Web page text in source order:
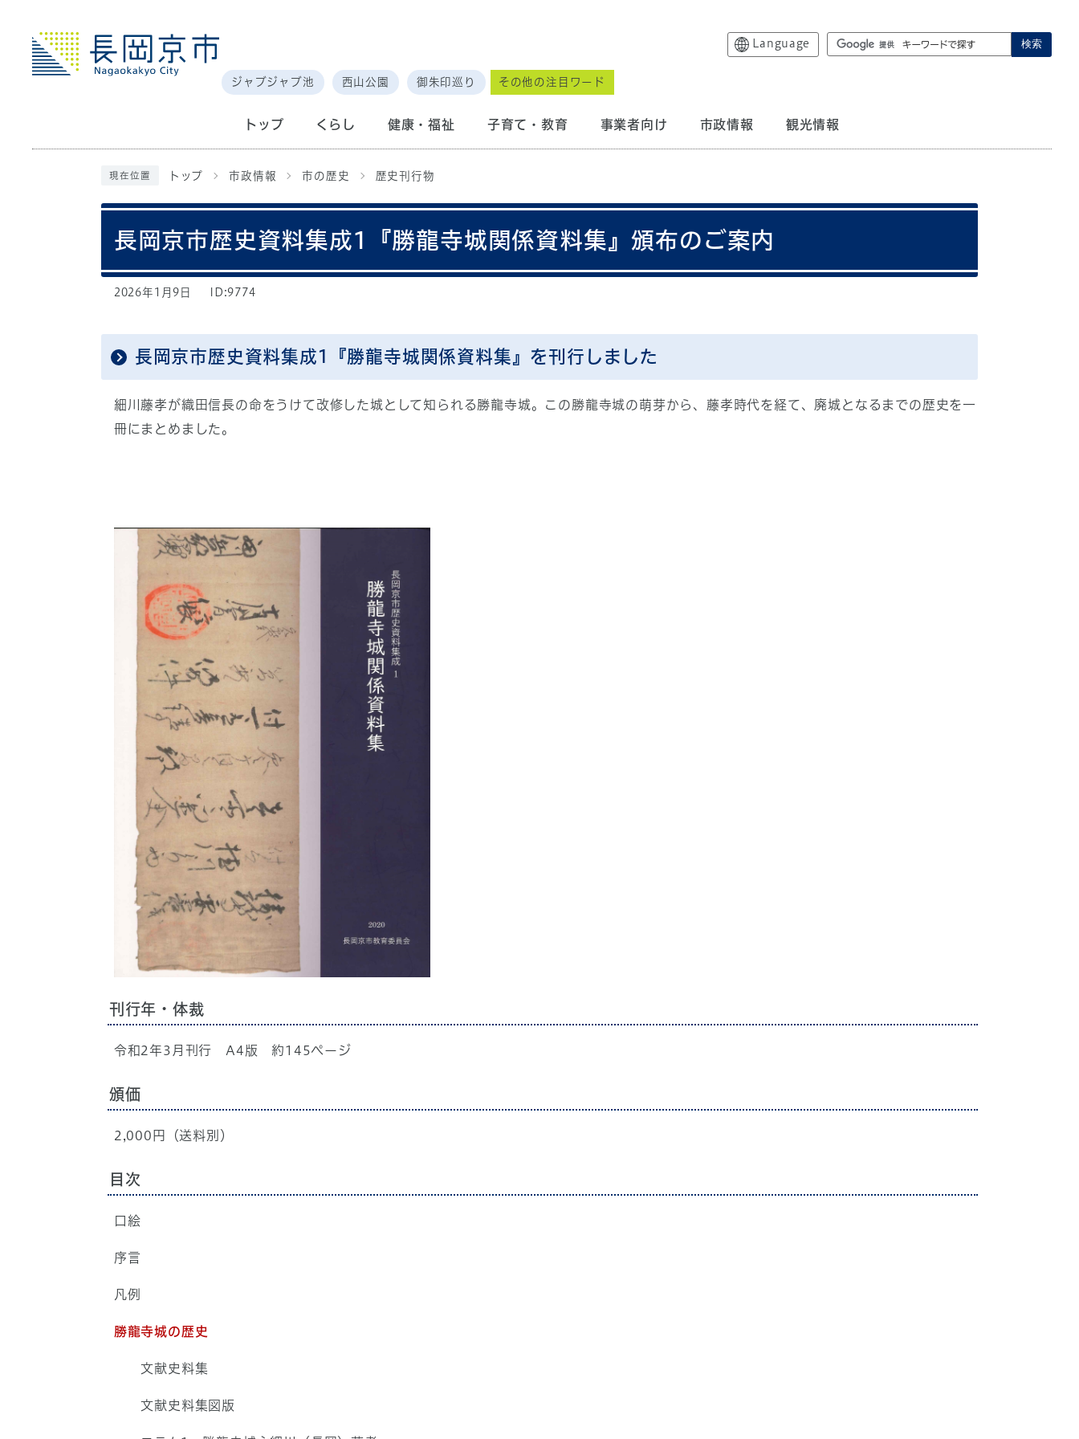
Language 検索
ジャブジャブ池 西山公園 御朱印巡り その他の注目ワード
トップ くらし 健康・福祉 子育て・教育 事業者向け 市政情報 観光情報
現在位置 トップ 市政情報 市の歴史 歴史刊行物
長岡京市歴史資料集成1『勝龍寺城関係資料集』頒布のご案内
2026年1月9日 ID:9774
長岡京市歴史資料集成1『勝龍寺城関係資料集』を刊行しました
細川藤孝が織田信長の命をうけて改修した城として知られる勝龍寺城。この勝龍寺城の萌芽から、藤孝時代を経て、廃城となるまでの歴史を一
冊にまとめました。
刊行年・体裁
令和2年3月刊行 A4版 約145ページ
頒価
2,000円（送料別）
目次
口絵
序言
凡例
勝龍寺城の歴史
文献史料集
文献史料集図版